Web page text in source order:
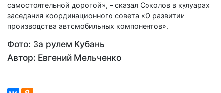
самостоятельной дорогой», – сказал Соколов в кулуарах
заседания координационного совета «О развитии
производства автомобильных компонентов».
Фото: За рулем Кубань
Автор: Евгений Мельченко